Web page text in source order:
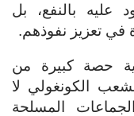
عليه بالنفع، بل
في تعزيز نفوذهم.
حصة كبيرة من
الكونغولي لا
المسلحة